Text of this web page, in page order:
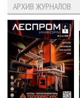
АРХИВ ЖУРНАЛОВ